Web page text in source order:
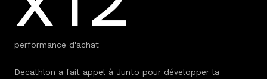
performance d'achat
Decathlon a fait appel à Junto pour développer la